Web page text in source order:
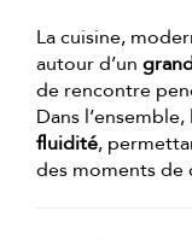
La cuisine,
autour d’un
de rencontre
Dans
fluidité,
des moments de